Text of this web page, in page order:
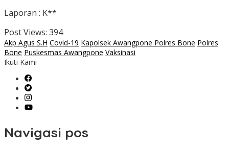
Laporan : K**
Post Views: 394
Akp Agus S.H Covid-19 Kapolsek Awangpone Polres Bone Polres
Bone Puskesmas Awangpone Vaksinasi
Ikuti Kami
Navigasi pos